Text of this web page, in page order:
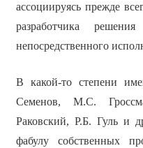
ассоциируясь прежде
разработчика
непосредственного
В какой-то степени
Семенов, М.С.
Раковский, Р.Б. Гуль и
фабулу собственных